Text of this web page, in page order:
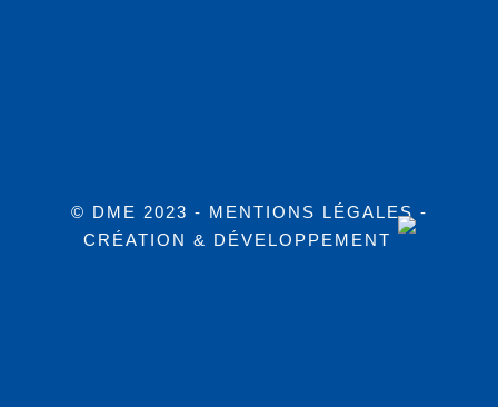
© DME 2023 - MENTIONS LÉGALES -
CRÉATION & DÉVELOPPEMENT